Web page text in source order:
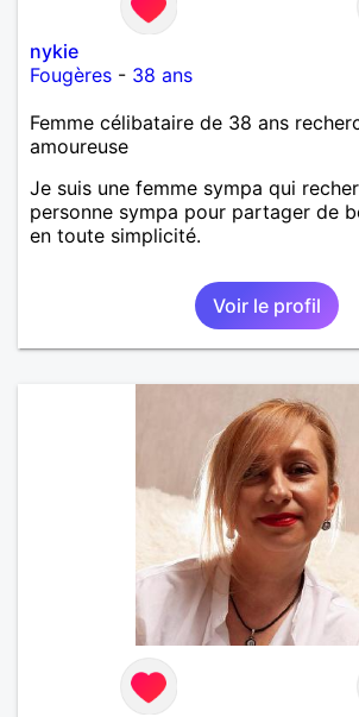
nykie
Fougères - 38 ans
Femme célibataire de 38 ans
amoureuse
Je suis une femme sympa qui
personne sympa pour partager de
en toute simplicité.
Voir le profil